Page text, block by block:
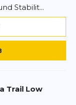
Stabilit...
Trail Low